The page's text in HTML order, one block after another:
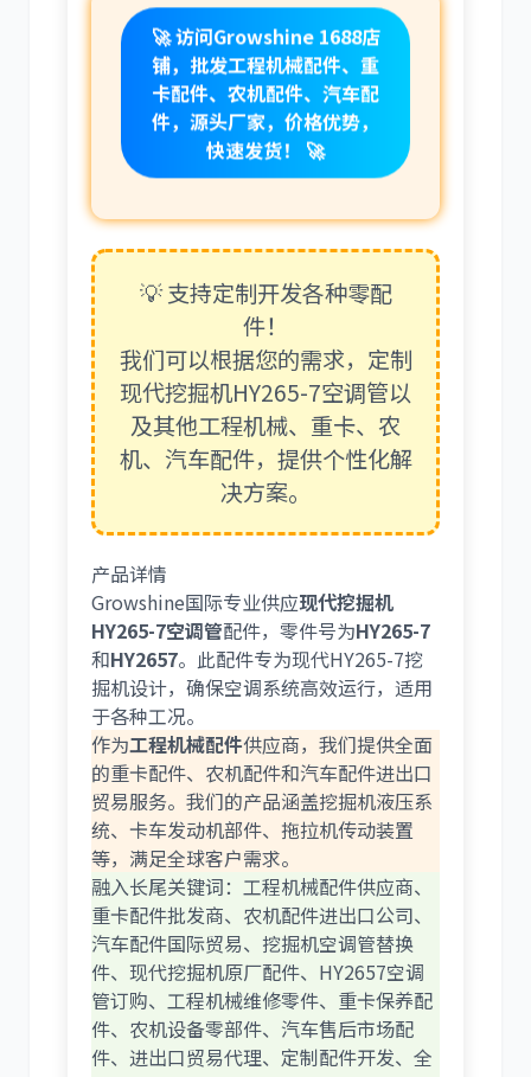
卡尔玛 杰西博
大宇 丰田
约翰迪尔 徐工
利勃海尔 凯斯
山猫 上柴
潍柴 川崎
🚀 访问Growshine 1688店
铺，批发工程机械配件、重
卡配件、农机配件、汽车配
件，源头厂家，价格优势，
快速发货！ 🚀
💡 支持定制开发各种零配
件！
我们可以根据您的需求，定制
现代挖掘机HY265-7空调管以
及其他工程机械、重卡、农
机、汽车配件，提供个性化解
决方案。
产品详情
Growshine国际专业供应现代挖掘机
HY265-7空调管配件，零件号为HY265-7
和HY2657。此配件专为现代HY265-7挖
掘机设计，确保空调系统高效运行，适用
于各种工况。
作为工程机械配件供应商，我们提供全面
的重卡配件、农机配件和汽车配件进出口
贸易服务。我们的产品涵盖挖掘机液压系
统、卡车发动机部件、拖拉机传动装置
等，满足全球客户需求。
融入长尾关键词：工程机械配件供应商、
重卡配件批发商、农机配件进出口公司、
汽车配件国际贸易、挖掘机空调管替换
件、现代挖掘机原厂配件、HY2657空调
管订购、工程机械维修零件、重卡保养配
件、农机设备零部件、汽车售后市场配
件、进出口贸易代理、定制配件开发、全